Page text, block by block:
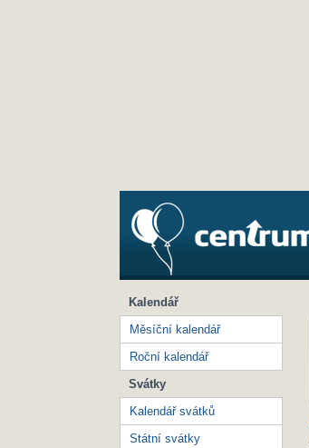
Kalendář
Měsíční kalendář
Roční kalendář
Svátky
Kalendář svátků
Státní svátky